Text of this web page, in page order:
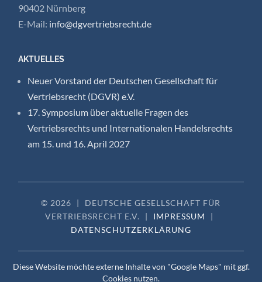
90402 Nürnberg
E-Mail: info@dgvertriebsrecht.de
AKTUELLES
Neuer Vorstand der Deutschen Gesellschaft für
Vertriebsrecht (DGVR) e.V.
17. Symposium über aktuelle Fragen des
Vertriebsrechts und Internationalen Handelsrechts
am 15. und 16. April 2027
© 2026 |
DEUTSCHE GESELLSCHAFT FÜR
VERTRIEBSRECHT E.V.
| IMPRESSUM
|
DATENSCHUTZERKLÄRUNG
Diese Website möchte externe Inhalte von "Google Maps" mit ggf.
Cookies nutzen.